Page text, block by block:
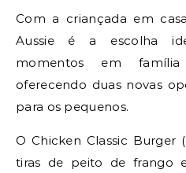
Com a criançada em
Aussie é a escolha
momentos em
oferecendo duas novas
para os pequenos.
O Chicken Classic Burger
tiras de peito de frango